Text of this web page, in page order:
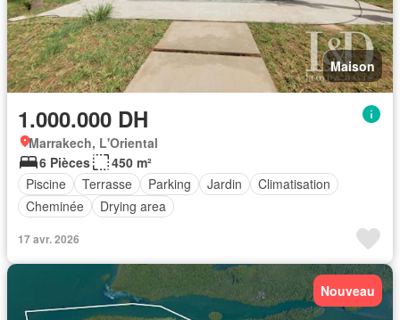
Maison
1.000.000 DH
Marrakech, L'Oriental
6 Pièces
450 m²
Piscine
Terrasse Parking Jardin
Climatisation
Cheminée
Drying area
17 avr. 2026
Nouveau